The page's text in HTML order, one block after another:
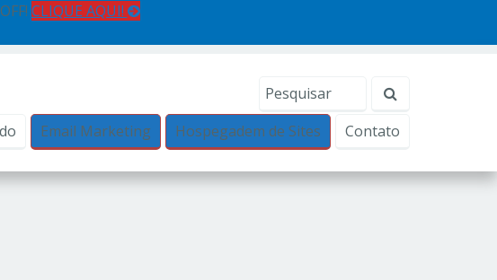
CLIQUE AQUI!
Email Marketing Hospegadem de Sites Contato